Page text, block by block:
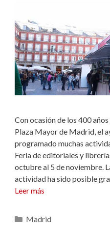
Con ocasión de los 400
Plaza Mayor de Madrid, el
programado muchas
Feria de editoriales y
octubre al 5 de noviembre.
actividad ha sido posible
Leer más
Categorías
Madrid